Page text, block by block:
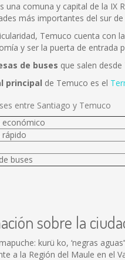
una comuna y capital de la IX
más importantes del sur de
Temuco cuenta con
y ser la puerta de entrada
de buses que salen
principal de Temuco es el
entre Santiago y Temuco
económico
rápido
buses
sobre la
kurü ko, ‘negras
a la Región del Maule en el